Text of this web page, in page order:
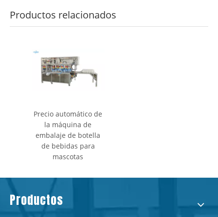
Productos relacionados
Precio automático de
la máquina de
embalaje de botella
de bebidas para
mascotas
Productos